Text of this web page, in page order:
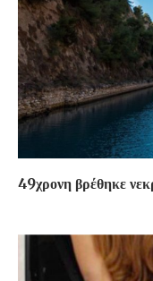
49χρονη βρέθηκε